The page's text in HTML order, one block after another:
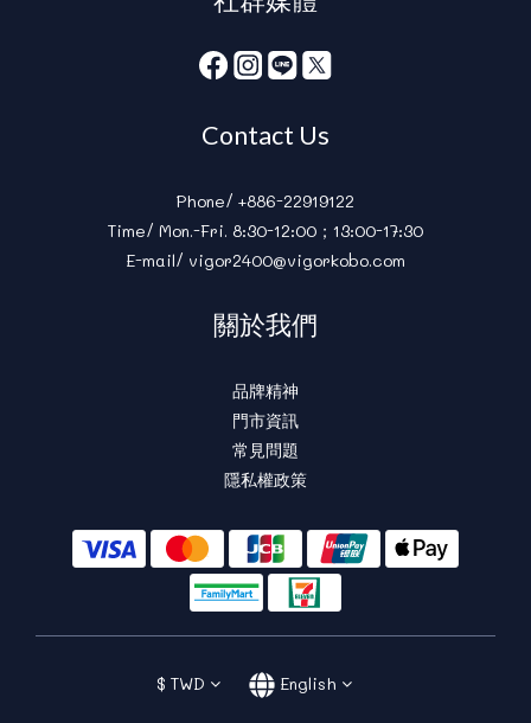
Contact Us
Phone/ +886-22919122
Time/ Mon.-Fri. 8:30-12:00；13:00-17:30
E-mail/ vigor2400@vigorkobo.com
關於我們
品牌精神
門市資訊
常見問題
隱私權政策
$ TWD English